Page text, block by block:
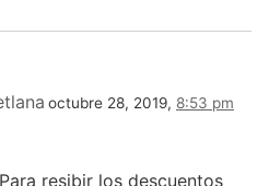
octubre 28, 2019, 8:53 pm
resibir los descuentos